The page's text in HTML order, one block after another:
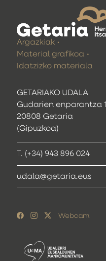
GETARIAKO UDALA
Gudarien enparantza 1
20808 Getaria
(Gipuzkoa)
T. (+34) 943 896 024
udala@getaria.eus
Argazkiak
Material grafikoa
Idatzizko materiala
Webcam